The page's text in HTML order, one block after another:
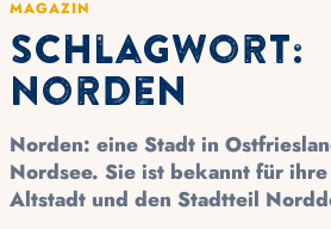
MAGAZIN
Schlagwort:
Norden
Norden: eine Stadt in
Nordsee. Sie ist bekannt für
Altstadt und den Stadtteil